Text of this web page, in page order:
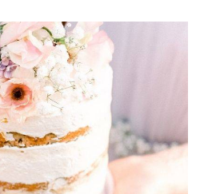
os seus dados, leia a nossa